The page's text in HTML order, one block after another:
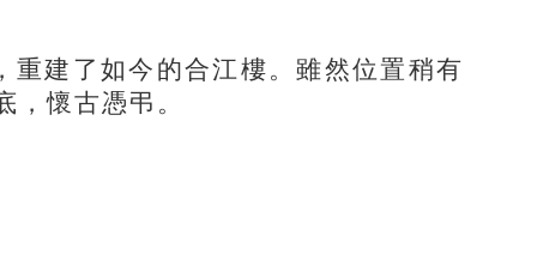
建了如今的合江樓。雖然位置稍有
懷古憑弔。